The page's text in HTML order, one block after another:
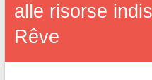
alle risorse
Rêve